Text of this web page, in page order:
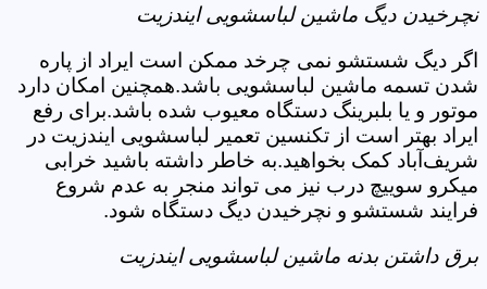
نچرخیدن دیگ ماشین لباسشویی ایندزیت
اگر دیگ شستشو نمی چرخد ممکن است ایراد از پاره
شدن تسمه ماشین لباسشویی باشد.همچنین امکان دارد
موتور و یا بلبرینگ دستگاه معیوب شده باشد.برای رفع
ایراد بهتر است از تکنسین تعمیر لباسشویی ایندزیت در
شریف‌آباد کمک بخواهید.به خاطر داشته باشید خرابی
میکرو سوییچ درب نیز می تواند منجر به عدم شروع
فرایند شستشو و نچرخیدن دیگ دستگاه شود.
برق داشتن بدنه ماشین لباسشویی ایندزیت